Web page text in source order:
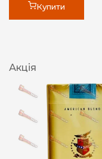
Купити
Акція